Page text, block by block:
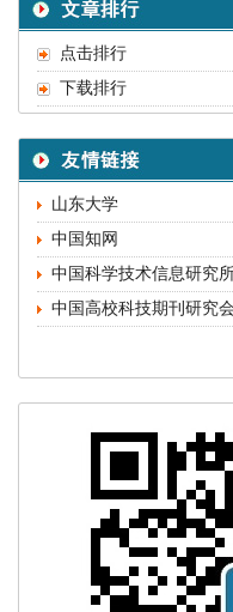
中国高校科技期刊研究